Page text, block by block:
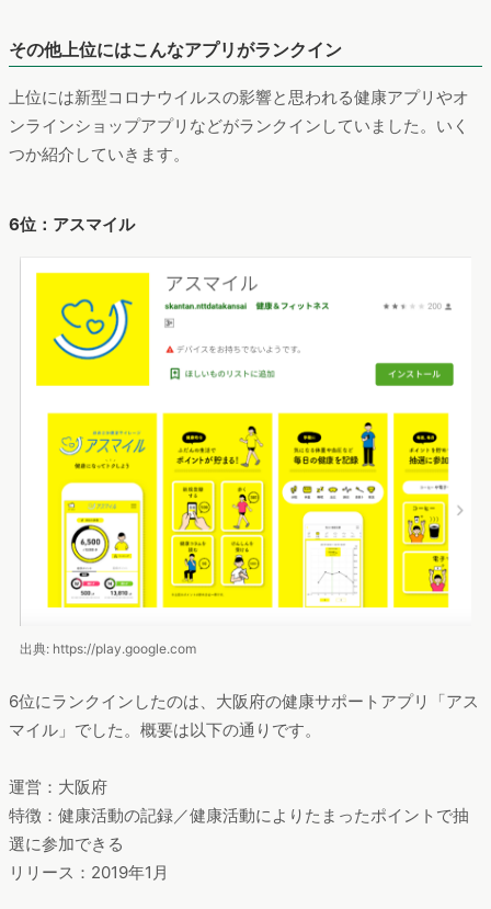
その他上位にはこんなアプリがランクイン
上位には新型コロナウイルスの影響と思われる健康アプリやオ
ンラインショップアプリなどがランクインしていました。いく
つか紹介していきます。
6位：アスマイル
出典: https://play.google.com
6位にランクインしたのは、大阪府の健康サポートアプリ「アス
マイル」でした。概要は以下の通りです。
運営：大阪府
特徴：健康活動の記録／健康活動によりたまったポイントで抽
選に参加できる
リリース：2019年1月